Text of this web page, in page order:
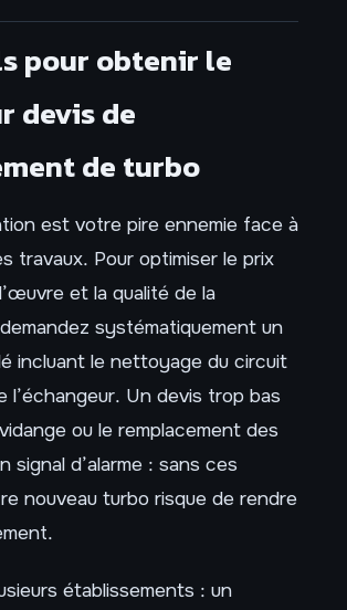
pour obtenir le
devis de
de turbo
est votre pire ennemie face à
travaux. Pour optimiser le prix
et la qualité de la
systématiquement un
incluant le nettoyage du circuit
l’échangeur. Un devis trop bas
ou le remplacement des
signal d’alarme : sans ces
nouveau turbo risque de rendre
établissements : un